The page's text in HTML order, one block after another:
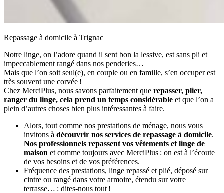
Repassage à domicile à Trignac
Notre linge, on l’adore quand il sent bon la lessive, est sans pli et
impeccablement rangé dans nos penderies…
Mais que l’on soit seul(e), en couple ou en famille, s’en occuper est
très souvent une corvée !
Chez MerciPlus, nous savons parfaitement que repasser, plier,
ranger du linge, cela prend un temps considérable et que l’on a
plein d’autres choses bien plus intéressantes à faire.
Alors, tout comme nos prestations de ménage, nous vous
invitons à découvrir nos services de repassage à domicile.
Nos professionnels repassent vos vêtements et linge de
maison et comme toujours avec MerciPlus : on est à l’écoute
de vos besoins et de vos préférences.
Fréquence des prestations, linge repassé et plié, déposé sur
cintre ou rangé dans votre armoire, étendu sur votre
terrasse… : dites-nous tout !